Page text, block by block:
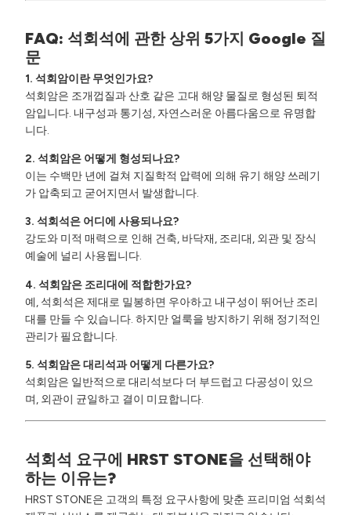
FAQ: 석회석에 관한 상위 5가지 Google 질
문
1. 석회암이란 무엇인가요?
석회암은 조개껍질과 산호 같은 고대 해양 물질로 형성된 퇴적
암입니다. 내구성과 통기성, 자연스러운 아름다움으로 유명합
니다.
2. 석회암은 어떻게 형성되나요?
이는 수백만 년에 걸쳐 지질학적 압력에 의해 유기 해양 쓰레기
가 압축되고 굳어지면서 발생합니다.
3. 석회석은 어디에 사용되나요?
강도와 미적 매력으로 인해 건축, 바닥재, 조리대, 외관 및 장식
예술에 널리 사용됩니다.
4. 석회암은 조리대에 적합한가요?
예, 석회석은 제대로 밀봉하면 우아하고 내구성이 뛰어난 조리
대를 만들 수 있습니다. 하지만 얼룩을 방지하기 위해 정기적인
관리가 필요합니다.
5. 석회암은 대리석과 어떻게 다른가요?
석회암은 일반적으로 대리석보다 더 부드럽고 다공성이 있으
며, 외관이 균일하고 결이 미묘합니다.
석회석 요구에 HRST STONE을 선택해야
하는 이유는?
HRST STONE은 고객의 특정 요구사항에 맞춘 프리미엄 석회석